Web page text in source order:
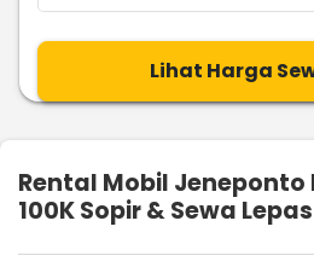
Lihat Harga
Rental Mobil
100K Sopir & Sewa